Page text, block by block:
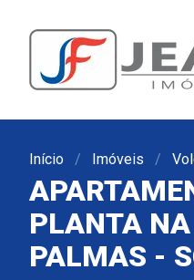
Início Imóveis
PLANTA
PALMAS -